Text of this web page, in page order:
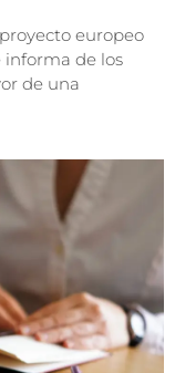
europeo
informa de los
de una